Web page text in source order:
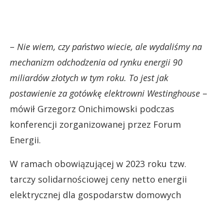
– Nie wiem, czy państwo wiecie, ale wydaliśmy na
mechanizm odchodzenia od rynku energii 90
miliardów złotych w tym roku. To jest jak
postawienie za gotówkę elektrowni Westinghouse –
mówił Grzegorz Onichimowski podczas
konferencji zorganizowanej przez Forum
Energii.
W ramach obowiązującej w 2023 roku tzw.
tarczy solidarnościowej ceny netto energii
elektrycznej dla gospodarstw domowych